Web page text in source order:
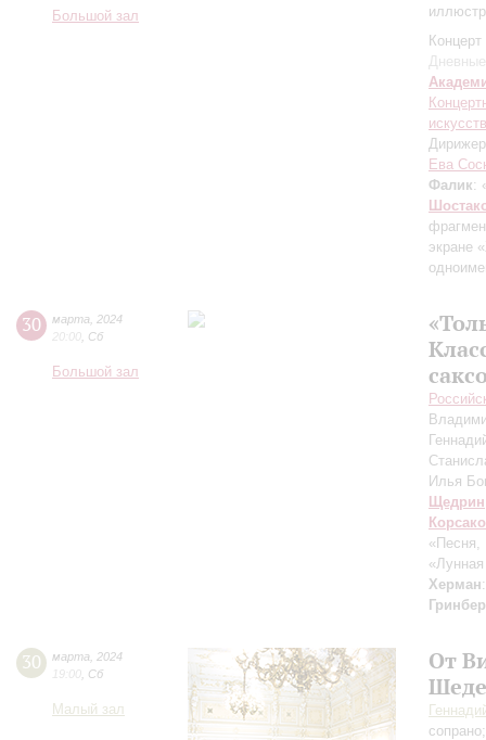
Большой зал
Ева
Фалик:
экране
30 марта
2024
20:00 Сб
Большой зал
Илья
Щедрин
Херман
30 марта
2024
19:00 Сб
Малый зал
От